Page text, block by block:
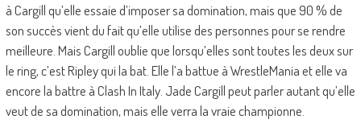
à Cargill qu’elle essaie d’imposer sa domination, mais que 90 % de
son succès vient du fait qu’elle utilise des personnes pour se rendre
meilleure. Mais Cargill oublie que lorsqu’elles sont toutes les deux sur
le ring, c’est Ripley qui la bat. Elle l’a battue à WrestleMania et elle va
encore la battre à Clash In Italy. Jade Cargill peut parler autant qu’elle
veut de sa domination, mais elle verra la vraie championne.